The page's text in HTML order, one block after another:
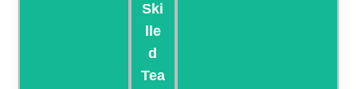
Ski
Lle
D
Tea